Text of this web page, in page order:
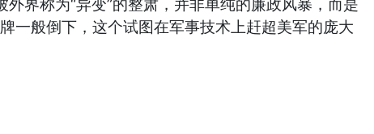
界称为“异变”的整肃，并非单纯的廉政风暴，而是
一般倒下，这个试图在军事技术上赶超美军的庞大